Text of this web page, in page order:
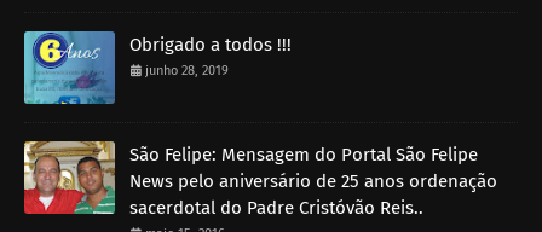
Obrigado a todos !!!
junho 28, 2019
São Felipe: Mensagem do Portal São Felipe
News pelo aniversário de 25 anos ordenação
sacerdotal do Padre Cristóvão Reis..